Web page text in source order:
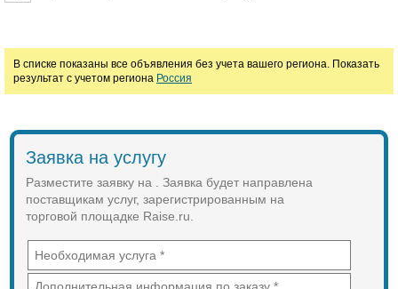
В списке показаны все объявления без учета вашего региона. Показать
результат с учетом региона Россия
Заявка на услугу
Разместите заявку на . Заявка будет направлена
поставщикам услуг, зарегистрированным на
торговой площадке Raise.ru.